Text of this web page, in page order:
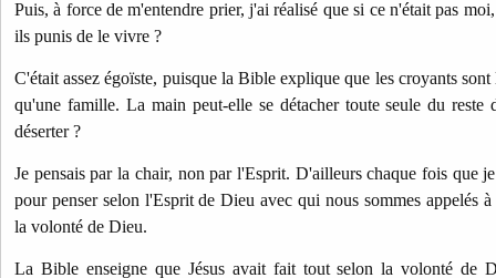
Puis, à force de m'entendre prier, j'ai réalisé que si ce n'était pas
ils punis de le vivre ?
C'était assez égoïste, puisque la Bible explique que les croyants
qu'une famille. La main peut-elle se détacher toute seule du
déserter ?
Je pensais par la chair, non par l'Esprit. D'ailleurs chaque fois que
pour penser selon l'Esprit de Dieu avec qui nous sommes appelés
la volonté de Dieu.
La Bible enseigne que Jésus avait fait tout selon la volonté de